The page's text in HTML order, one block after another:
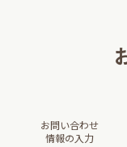
お問い合わせ
情報の入力